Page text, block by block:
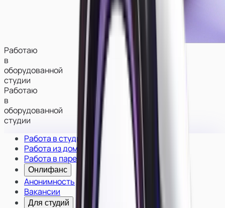
Работаю
в
оборудованной
студии
Работаю
в
оборудованной
студии
Работа в студии
Работа из дома
Работа в паре
Онлифанс
Анонимность
Вакансии
Для студий